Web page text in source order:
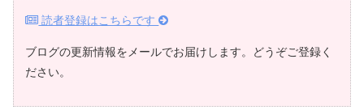
読者登録はこちらです
ブログの更新情報をメールでお届けします。どうぞご登録く
ださい。